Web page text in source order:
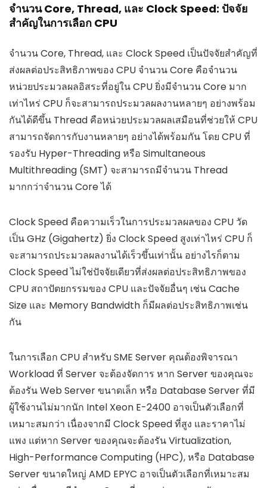
จำนวน Core, Thread, และ Clock Speed: ปัจจัย
สำคัญในการเลือก CPU
จำนวน Core, Thread, และ Clock Speed เป็นปัจจัยสำคัญที่
ส่งผลต่อประสิทธิภาพของ CPU จำนวน Core คือจำนวน
หน่วยประมวลผลอิสระที่อยู่ใน CPU ยิ่งมีจำนวน Core มาก
เท่าไหร่ CPU ก็จะสามารถประมวลผลงานหลายๆ อย่างพร้อม
กันได้ดีขึ้น Thread คือหน่วยประมวลผลเสมือนที่ช่วยให้ CPU
สามารถจัดการกับงานหลายๆ อย่างได้พร้อมกัน โดย CPU ที่
รองรับ Hyper-Threading หรือ Simultaneous
Multithreading (SMT) จะสามารถมีจำนวน Thread
มากกว่าจำนวน Core ได้
Clock Speed คือความเร็วในการประมวลผลของ CPU วัด
เป็น GHz (Gigahertz) ยิ่ง Clock Speed สูงเท่าไหร่ CPU ก็
จะสามารถประมวลผลงานได้เร็วขึ้นเท่านั้น อย่างไรก็ตาม
Clock Speed ไม่ใช่ปัจจัยเดียวที่ส่งผลต่อประสิทธิภาพของ
CPU สถาปัตยกรรมของ CPU และปัจจัยอื่นๆ เช่น Cache
Size และ Memory Bandwidth ก็มีผลต่อประสิทธิภาพเช่น
กัน
ในการเลือก CPU สำหรับ SME Server คุณต้องพิจารณา
Workload ที่ Server จะต้องจัดการ หาก Server ของคุณจะ
ต้องรัน Web Server ขนาดเล็ก หรือ Database Server ที่มี
ผู้ใช้งานไม่มากนัก Intel Xeon E-2400 อาจเป็นตัวเลือกที่
เหมาะสมกว่า เนื่องจากมี Clock Speed ที่สูง และราคาไม่
แพง แต่หาก Server ของคุณจะต้องรัน Virtualization,
High-Performance Computing (HPC), หรือ Database
Server ขนาดใหญ่ AMD EPYC อาจเป็นตัวเลือกที่เหมาะสม